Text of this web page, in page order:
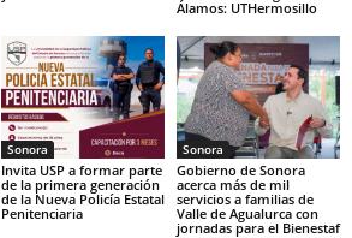
Álamos: UTHermosillo
Sonora
Invita USP a formar parte
de la primera generación
de la Nueva Policía Estatal
Penitenciaria
Sonora
Gobierno de Sonora
acerca más de mil
servicios a familias de
Valle de Agualurca con
jornadas para el Bienestaf